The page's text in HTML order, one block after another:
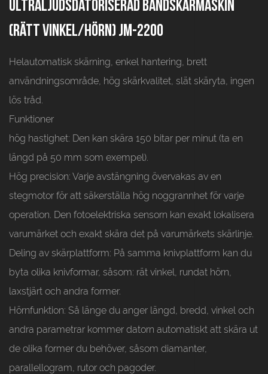
Ultraljudsdatoriserad bandskärmaskin
(rätt vinkel/hörn) JM-2200
Helautomatisk skärning, enkel hantering, brett
användningsområde, hög skärkvalitet, slät skäryta, ingen
lös tråd.
Funktioner
hög hastighet: Den kan skära 150 bitar per minut (ta en
längd på 50 mm som exempel).
Hög precision: Varje avstängning övervakas av en
stegmotor för att säkerställa hög noggrannhet för varje
operation. Den fotoelektriska sensorn kan exakt lokalisera
varumärket och exakt skära det på varumärkets skärlinje.
Deling av skärplattform: På samma knivplattform kan du
byta olika knivformar, såsom: rät vinkel, rundat hörn,
laxstjärt och andra former.
Hörnfunktion: Så länge du anger längd, bredd, vinkel och
andra parametrar kommer datorn automatiskt att skära ut
de olika former du behöver, såsom diamanter,
parallellogram, rutor och pagoder.